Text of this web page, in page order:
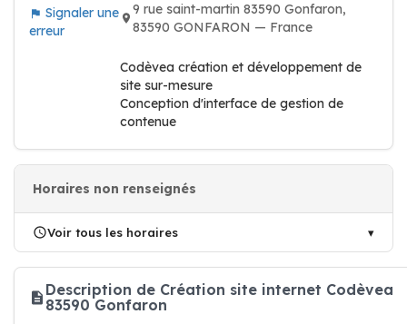
Signaler une
erreur
9 rue saint-martin 83590 Gonfaron,
83590 GONFARON — France
Codèvea création et développement de
site sur-mesure
Conception d'interface de gestion de
contenue
Horaires non renseignés
Voir tous les horaires
Description de Création site internet Codèvea
83590 Gonfaron